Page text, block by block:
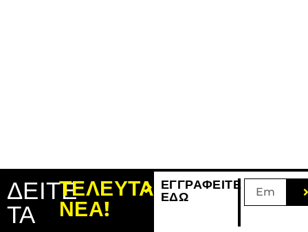
ΔΕΙΤΕ
ΤΑ
ΤΕΛΕΥΤΑΙΑ
ΝΕΑ!
ΕΓΓΡΑΦΕΙΤΕ
ΕΔΩ